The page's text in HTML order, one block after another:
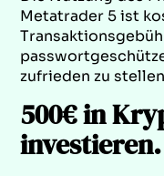
Metatrader 5 ist
zufrieden zu
500€ in
investieren.